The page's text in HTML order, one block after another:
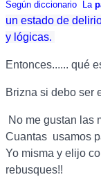
Según diccionario La
un estado de
y lógicas.
Entonces...... qué
Brizna si debo ser
No me gustan las
Cuantas usamos
Yo misma y elijo
rebusques!!